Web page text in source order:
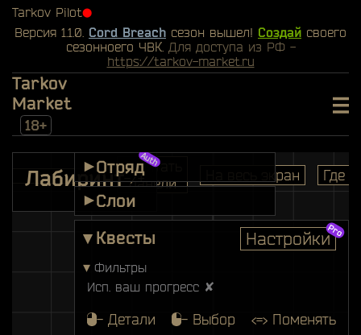
Tarkov Pilot⬤
Версия 1.1.0. Cord Breach сезон вышел! Создай своего
сезонноего ЧВК. Для доступа из РФ -
https://tarkov-market.ru
Tarkov
Market
18+
Спрятать
панели
На весь экран Где
Лабиринт-/+
▾ Отряд
▾ Слои
▾ Квесты Настройки
▾ Фильтры
Исп. ваш прогресс ✘
- Детали - Выбор <=> Поменять